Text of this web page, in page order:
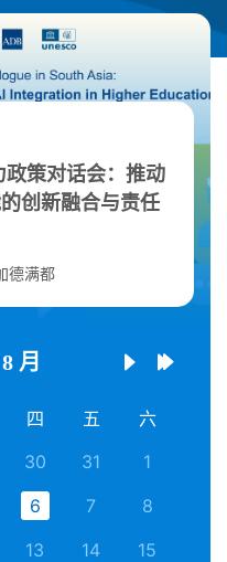
政策对话会：推动
创新融合与责任
德满都
8 月  
四 五
六
30 31
1
6 7
8
13 14
15